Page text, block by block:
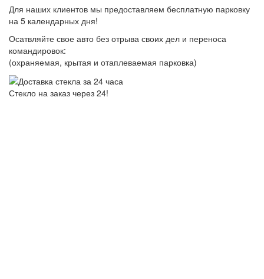
Для наших клиентов мы предоставляем бесплатную парковку
на 5 календарных дня!
Осатвляйте свое авто без отрыва своих дел и переноса
командировок:
(охраняемая, крытая и отаплеваемая парковка)
Стекло на заказ через 24!